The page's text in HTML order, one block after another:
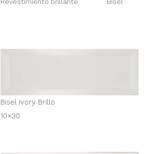
Revestimiento brillante Bisel
Bisel Ivory Brillo
10×30